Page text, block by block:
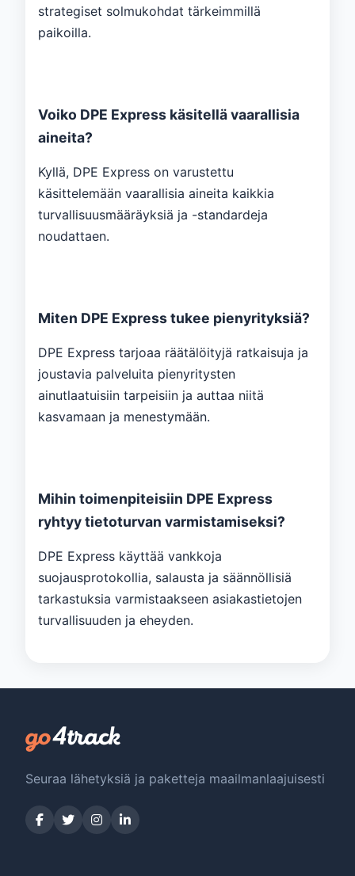
strategiset solmukohdat tärkeimmillä
paikoilla.
Voiko DPE Express käsitellä vaarallisia
aineita?
Kyllä, DPE Express on varustettu
käsittelemään vaarallisia aineita kaikkia
turvallisuusmääräyksiä ja -standardeja
noudattaen.
Miten DPE Express tukee pienyrityksiä?
DPE Express tarjoaa räätälöityjä ratkaisuja ja
joustavia palveluita pienyritysten
ainutlaatuisiin tarpeisiin ja auttaa niitä
kasvamaan ja menestymään.
Mihin toimenpiteisiin DPE Express
ryhtyy tietoturvan varmistamiseksi?
DPE Express käyttää vankkoja
suojausprotokollia, salausta ja säännöllisiä
tarkastuksia varmistaakseen asiakastietojen
turvallisuuden ja eheyden.
Seuraa lähetyksiä ja paketteja maailmanlaajuisesti